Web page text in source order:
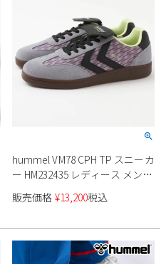
hummel VM78 CPH TP スニーカ
ー HM232435 レディース メンズ
ユニセックス
販売価格 ¥13,200税込